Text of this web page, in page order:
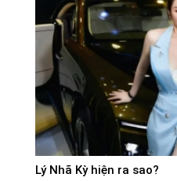
Lý Nhã Kỳ hiện ra sao?